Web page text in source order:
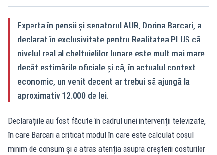
Experta în pensii și senatorul AUR, Dorina Barcari, a
declarat în exclusivitate pentru Realitatea PLUS că
nivelul real al cheltuielilor lunare este mult mai mare
decât estimările oficiale și că, în actualul context
economic, un venit decent ar trebui să ajungă la
aproximativ 12.000 de lei.
Declarațiile au fost făcute în cadrul unei intervenții televizate,
în care Barcari a criticat modul în care este calculat coșul
minim de consum și a atras atenția asupra creșterii costurilor